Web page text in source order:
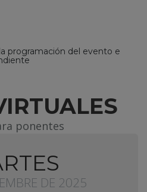
programación del evento e
ponentes
DE 2025